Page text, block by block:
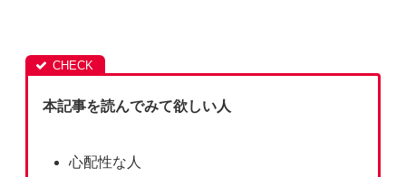
本記事を読んでみて欲しい人
心配性な人